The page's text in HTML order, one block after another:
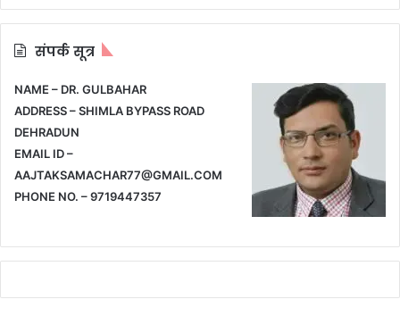
संपर्क सूत्र
NAME – DR. GULBAHAR
ADDRESS – SHIMLA BYPASS ROAD
DEHRADUN
EMAIL ID –
AAJTAKSAMACHAR77@GMAIL.COM
PHONE NO. – 9719447357